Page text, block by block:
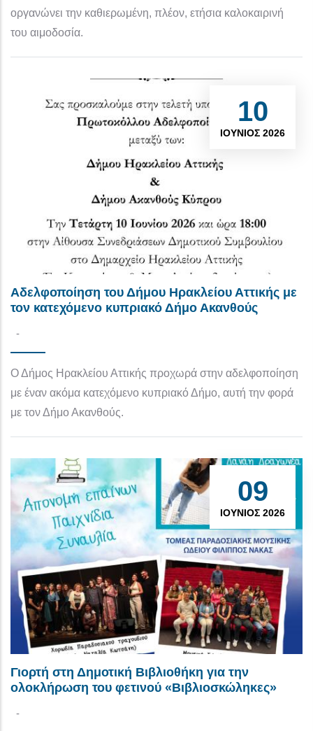
οργανώνει την καθιερωμένη, πλέον, ετήσια καλοκαιρινή
του αιμοδοσία.
10
ΙΟΎΝΙΟΣ 2026
Αδελφοποίηση του Δήμου Ηρακλείου Αττικής με
τον κατεχόμενο κυπριακό Δήμο Ακανθούς
-
Ο Δήμος Ηρακλείου Αττικής προχωρά στην αδελφοποίηση
με έναν ακόμα κατεχόμενο κυπριακό Δήμο, αυτή την φορά
με τον Δήμο Ακανθούς.
09
ΙΟΎΝΙΟΣ 2026
Γιορτή στη Δημοτική Βιβλιοθήκη για την
ολοκλήρωση του φετινού «Βιβλιοσκώληκες»
-